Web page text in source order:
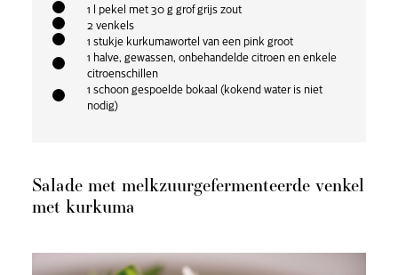
1 l pekel met 30 g grof grijs zout
2 venkels
1 stukje kurkumawortel van een pink groot
1 halve, gewassen, onbehandelde citroen en enkele
citroenschillen
1 schoon gespoelde bokaal (kokend water is niet
nodig)
Salade met melkzuurgefermenteerde venkel
met kurkuma